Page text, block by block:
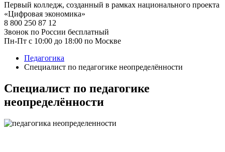
Первый колледж, созданный в рамках национального проекта
«Цифровая экономика»
8 800 250 87 12
Звонок по России бесплатный
Пн-Пт с 10:00 до 18:00 по Москве
Педагогика
Специалист по педагогике неопределённости
Специалист по педагогике
неопределённости